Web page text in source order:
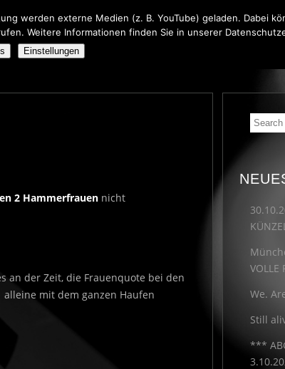
2 Hammerfrauennicht
an der Zeit, die Frauenquote bei den
mit dem ganzen Haufen
VOLLE
We.
Still
***
werden externe Medien (z. B. YouTube) geladen. Dabei
Weitere Informationen finden Sie in unserer
Einstellungen